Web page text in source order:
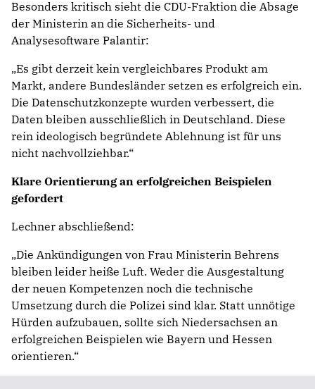
Besonders kritisch sieht die CDU-Fraktion die Absage
der Ministerin an die Sicherheits- und
Analysesoftware Palantir:
„Es gibt derzeit kein vergleichbares Produkt am
Markt, andere Bundesländer setzen es erfolgreich ein.
Die Datenschutzkonzepte wurden verbessert, die
Daten bleiben ausschließlich in Deutschland. Diese
rein ideologisch begründete Ablehnung ist für uns
nicht nachvollziehbar.“
Klare Orientierung an erfolgreichen Beispielen
gefordert
Lechner abschließend:
„Die Ankündigungen von Frau Ministerin Behrens
bleiben leider heiße Luft. Weder die Ausgestaltung
der neuen Kompetenzen noch die technische
Umsetzung durch die Polizei sind klar. Statt unnötige
Hürden aufzubauen, sollte sich Niedersachsen an
erfolgreichen Beispielen wie Bayern und Hessen
orientieren.“